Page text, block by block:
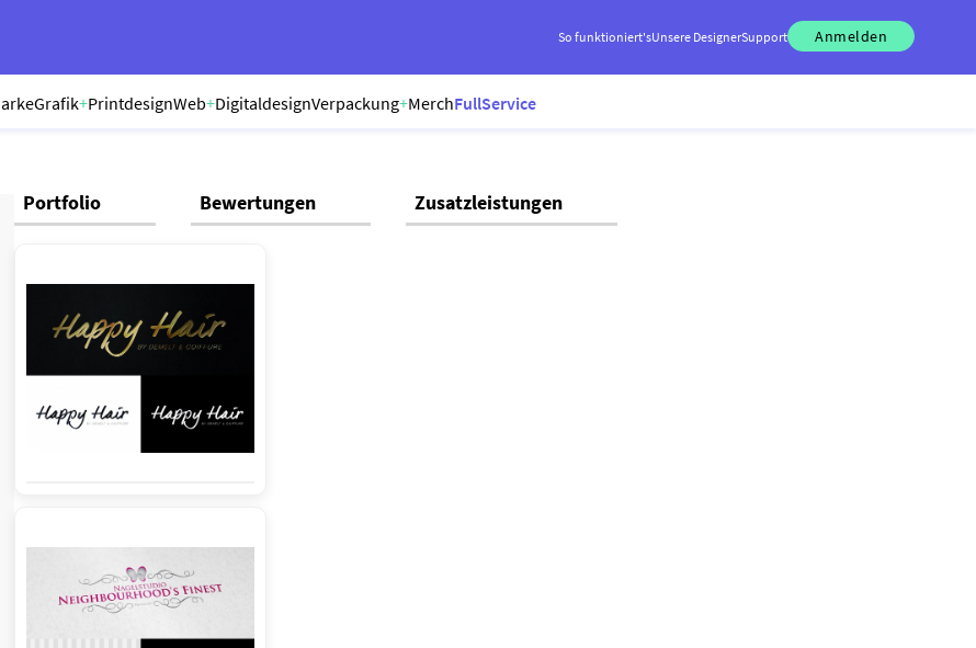
So funktioniert'sUnsere DesignerSupport Anmelden
Grafik+PrintdesignWeb+DigitaldesignVerpackung+MerchFullService
Portfolio Bewertungen Zusatzleistungen